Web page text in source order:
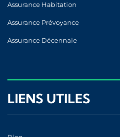
Assurance Habitation
Assurance Prévoyance
Assurance Décennale
LIENS UTILES